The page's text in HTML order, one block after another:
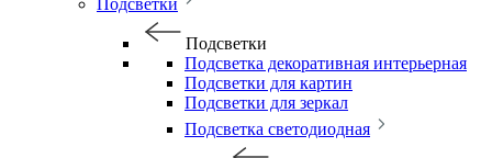
Подсветки
Подсветки
Подсветка декоративная интерьерная
Подсветки для картин
Подсветки для зеркал
Подсветка светодиодная